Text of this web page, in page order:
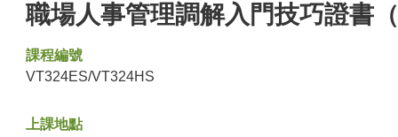
職場人事管理調解入門技巧證書
課程編號
VT324ES/VT324HS
上課地點